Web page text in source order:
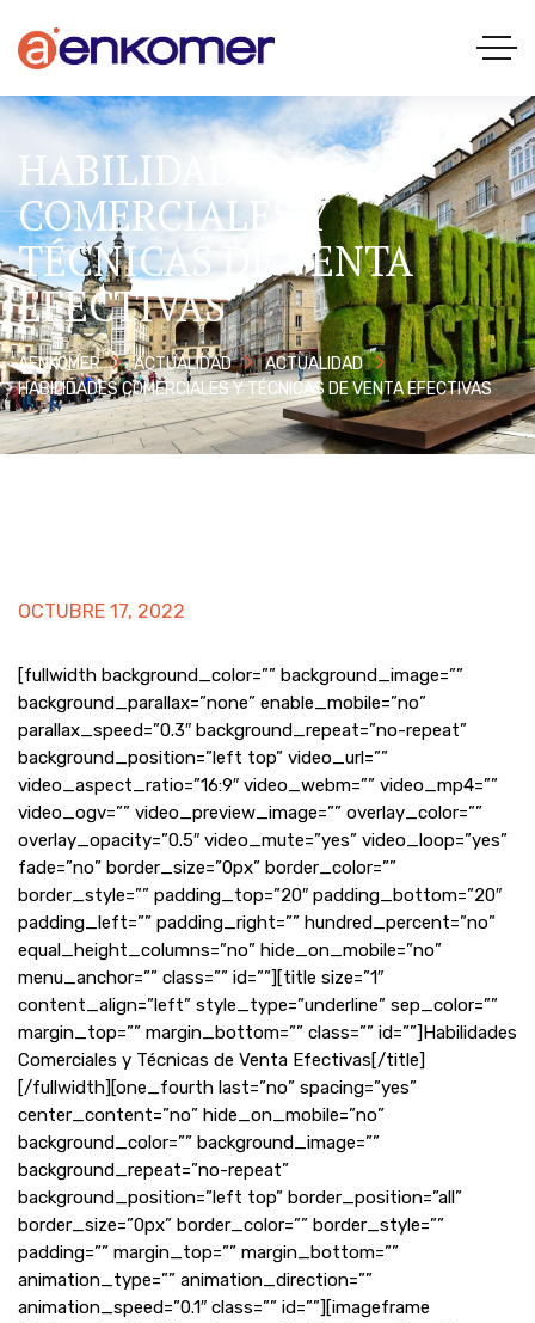
HABILIDADES
COMERCIALES Y
TÉCNICAS DE VENTA
EFECTIVAS
AENKOMER ACTUALIDAD
ACTUALIDAD
HABILIDADES COMERCIALES Y TÉCNICAS DE VENTA EFECTIVAS
OCTUBRE 17, 2022
[fullwidth background_color=”” background_image=””
background_parallax=”none” enable_mobile=”no”
parallax_speed=”0.3″ background_repeat=”no-repeat”
background_position=”left top” video_url=””
video_aspect_ratio=”16:9″ video_webm=”” video_mp4=””
video_ogv=”” video_preview_image=”” overlay_color=””
overlay_opacity=”0.5″ video_mute=”yes” video_loop=”yes”
fade=”no” border_size=”0px” border_color=””
border_style=”” padding_top=”20″ padding_bottom=”20″
padding_left=”” padding_right=”” hundred_percent=”no”
equal_height_columns=”no” hide_on_mobile=”no”
menu_anchor=”” class=”” id=””][title size=”1″
content_align=”left” style_type=”underline” sep_color=””
margin_top=”” margin_bottom=”” class=”” id=””]Habilidades
Comerciales y Técnicas de Venta Efectivas[/title]
[/fullwidth][one_fourth last=”no” spacing=”yes”
center_content=”no” hide_on_mobile=”no”
background_color=”” background_image=””
background_repeat=”no-repeat”
background_position=”left top” border_position=”all”
border_size=”0px” border_color=”” border_style=””
padding=”” margin_top=”” margin_bottom=””
animation_type=”” animation_direction=””
animation_speed=”0.1″ class=”” id=””][imageframe